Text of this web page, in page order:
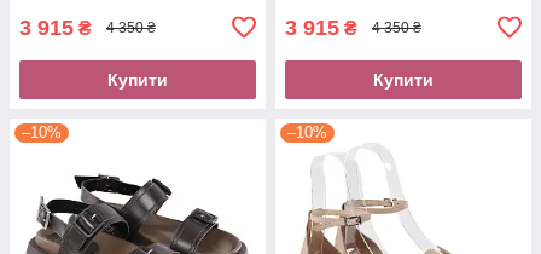
3 915 ₴ 4 350 ₴
Купити
3 915 ₴ 4 350 ₴
Купити
–10% –10%